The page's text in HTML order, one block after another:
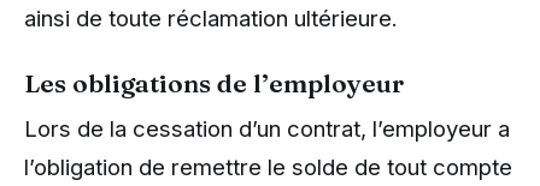
ainsi de toute réclamation ultérieure.
Les obligations de l’employeur
Lors de la cessation d’un contrat, l’employeur a
l’obligation de remettre le solde de tout compte